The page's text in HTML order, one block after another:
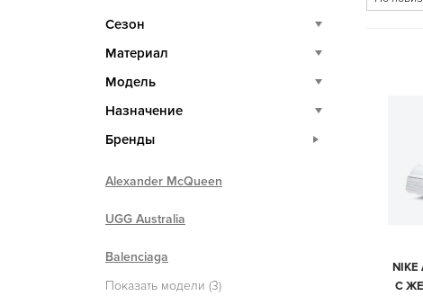
NIKE
С
Сезон
Материал
Модель
Назначение
Бренды
Alexander McQueen
UGG Australia
Balenciaga
Показать модели (3)